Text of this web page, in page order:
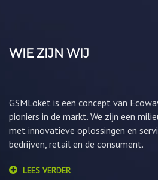
WIE ZIJN WIJ
GSMLoket is een concept van
pioniers in de markt. We zijn een
met innovatieve oplossingen en
bedrijven, retail en de consument.
LEES VERDER